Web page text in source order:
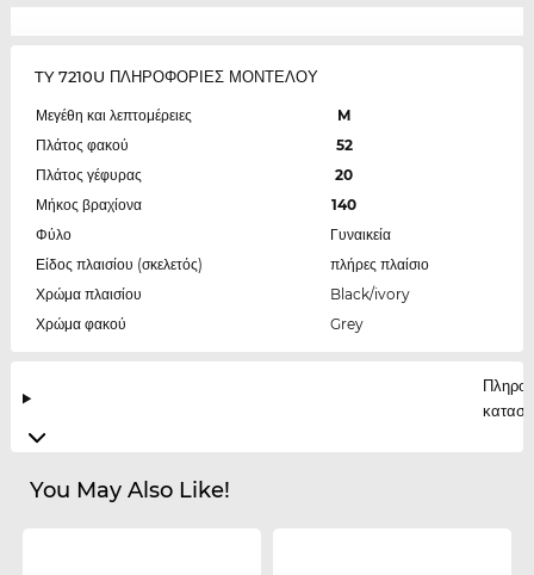
TY 7210U ΠΛΗΡΟΦΟΡΙΕΣ ΜΟΝΤΕΛΟΥ
Μεγέθη και λεπτομέρειες
M
Πλάτος φακού
52
Πλάτος γέφυρας
20
Μήκος βραχίονα
140
Φύλο
Γυναικεία
Είδος πλαισίου (σκελετός)
πλήρες πλαίσιο
Χρώμα πλαισίου
Black/ivory
Χρώμα φακού
Grey
You May Also Like!